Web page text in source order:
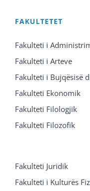
FAKULTETET
Fakulteti i
Fakulteti i Arteve
Fakulteti i Bujqësisë
Fakulteti Ekonomik
Fakulteti Filologjik
Fakulteti Filozofik
Fakulteti Juridik
Fakulteti i Kulturës